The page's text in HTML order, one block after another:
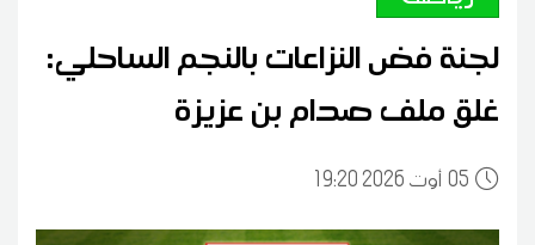
لجنة فض النزاعات بالنجم الساحلي:
غلق ملف صدام بن عزيزة
0519:20 2026 أوت